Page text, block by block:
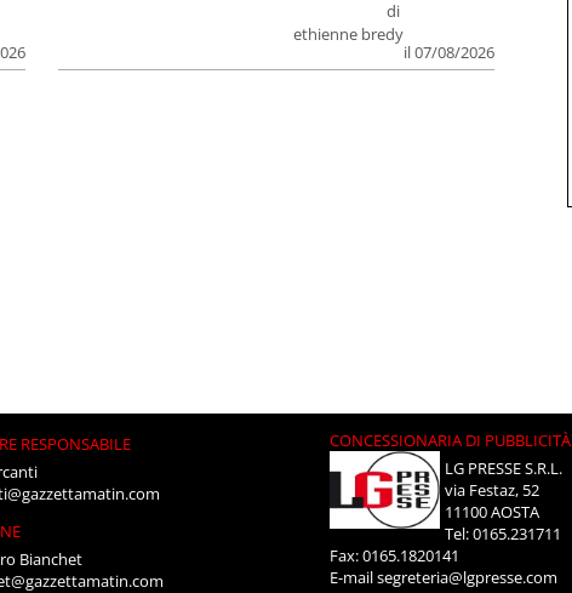
di
ethienne bredy
il 07/08/2026
RESPONSABILE
Bianchet
CONCESSIONARIA DI PUBBLICITÀ
LG PRESSE S.R.L.
via Festaz, 52
11100 AOSTA
Tel: 0165.231711
Fax: 0165.1820141
E-mailsegreteria@lgpresse.com